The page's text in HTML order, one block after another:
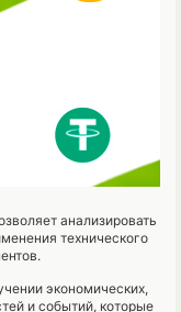
анализировать
технического
экономических,
и событий, которые